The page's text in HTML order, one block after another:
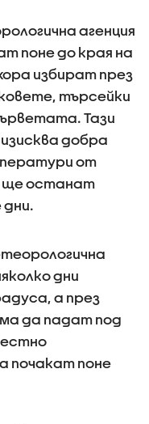
агенция
поне до края на
избират през
търсейки
Тази
добра
от
ще останат
дни
а през
да падат под
почакат поне